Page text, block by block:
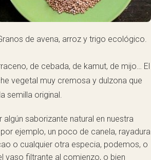
de avena, arroz y trigo ecológico.
de cebada, de kamut, de mijo… El
vegetal muy cremosa y dulzona que
semilla original.
algún saborizante natural en nuestra
ejemplo, un poco de canela, rayadura
o cualquier otra especia, podemos, o
vaso filtrante al comienzo, o bien